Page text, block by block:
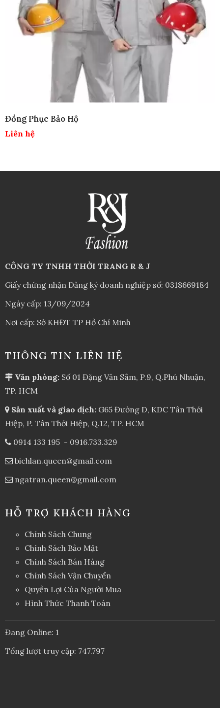
Đồ Bảo Hộ Công Nhân
Liên hệ
CÔNG TY TNHH THỜI TRANG R & J
Giấy chứng nhận Đăng ký doanh nghiệp số: 0318669184
Ngày cấp: 13/09/2024
Nơi cấp: Sở KHĐT TP Hồ Chí Minh
THÔNG TIN LIÊN HỆ
Văn phòng: Số 01 Đặng Văn Sâm, P.9, Q.Phú Nhuận,
TP. HCM
Sản xuất và giao dịch: G65 Đường D, KDC Tân Thới
Hiệp, P. Tân Thới Hiệp, Q.12, TP. HCM
0914 133 195 - 0916.733.329
bichlan.queen@gmail.com
ngatran.queen@gmail.com
HỖ TRỢ KHÁCH HÀNG
Chính Sách Chung
Chính Sách Bảo Mật
Chính Sách Bán Hàng
Chính Sách Vận Chuyển
Quyền Lợi Của Người Mua
Hình Thức Thanh Toán
Đang Online: 1
Tổng lượt truy cập: 747.797